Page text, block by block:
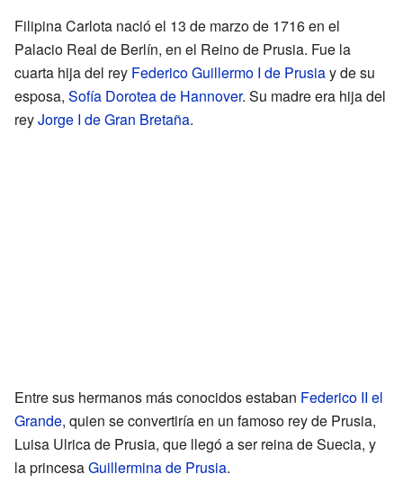
Filipina Carlota nació el 13 de marzo de 1716 en el
Palacio Real de Berlín, en el Reino de Prusia. Fue la
cuarta hija del rey Federico Guillermo I de Prusiay de su
esposa, Sofía Dorotea de Hannover. Su madre era hija del
reyJorge I de Gran Bretaña.
Entre sus hermanos más conocidos estaban Federico II el
Grande, quien se convertiría en un famoso rey de Prusia,
Luisa Ulrica de Prusia, que llegó a ser reina de Suecia, y
la princesaGuillermina de Prusia.